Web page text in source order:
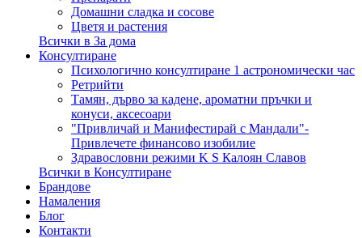
Домашни сладка и сосове
Цветя и растения
Всички в За дома
Консултиране
Психологично консултиране 1 астрономически час
Ретрийти
Тамян, дърво за кадене, ароматни пръчки и
конуси, аксесоари
"Привличай и Манифестирай с Мандали"-
Привлечете финансово изобилие
Здравословни режими K S Калоян Славов
Всички в Консултиране
Брандове
Намаления
Блог
Контакти